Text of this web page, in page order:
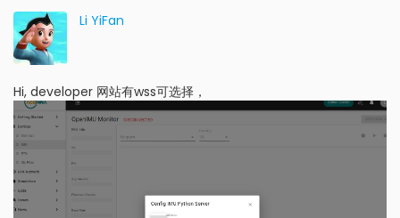
Li YiFan
Hi, developer 网站有wss可选择，